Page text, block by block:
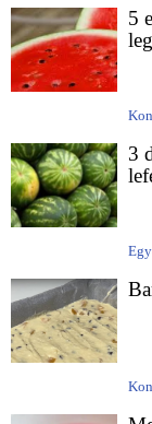
5
3